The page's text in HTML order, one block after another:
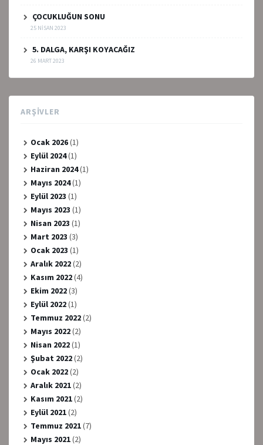
ÇOCUKLUĞUN SONU
25 NISAN 2023
5. DALGA, KARŞI KOYACAĞIZ
26 MART 2023
ARŞIVLER
Ocak 2026(1)
Eylül 2024(1)
Haziran 2024(1)
Mayıs 2024(1)
Eylül 2023 (1)
Mayıs 2023 (1)
Nisan 2023 (1)
Mart 2023 (3)
Ocak 2023 (1)
Aralık 2022(2)
Kasım 2022(4)
Ekim 2022(3)
Eylül 2022(1)
Temmuz 2022(2)
Mayıs 2022(2)
Nisan 2022(1)
Şubat 2022(2)
Ocak 2022(2)
Aralık 2021(2)
Kasım 2021(2)
Eylül 2021(2)
Temmuz 2021(7)
Mayıs 2021(2)